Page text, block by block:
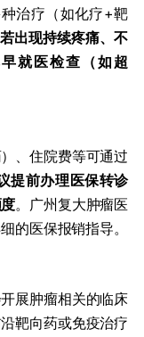
治疗（如化疗+靶
​若出现持续疼痛、不
就医检查（如超
、住院费等可通过
提前办理医保转诊
​。广州复大肿瘤医
的医保报销指导。
展肿瘤相关的临床
靶向药或免疫治疗